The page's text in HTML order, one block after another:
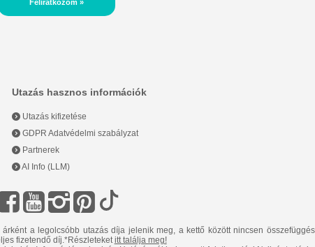
Feliratkozom »
Utazás hasznos információk
Utazás kifizetése
GDPR Adatvédelmi szabályzat
Partnerek
AI Info (LLM)
a legolcsóbb utazás díja jelenik meg, a kettő között nincsen
fizetendő díj.*Részleteketitt találja meg!